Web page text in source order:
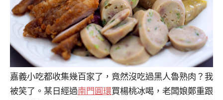
嘉義小吃都收集幾百家了，竟然沒吃過黑人魯熟肉？我
被笑了。某日經過南門圓環買楊桃冰喝，老闆娘鄭重跟